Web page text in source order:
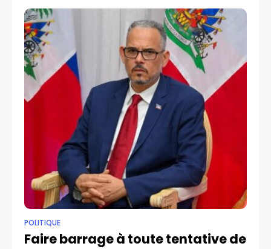
POLITIQUE
Faire barrage à toute tentative de